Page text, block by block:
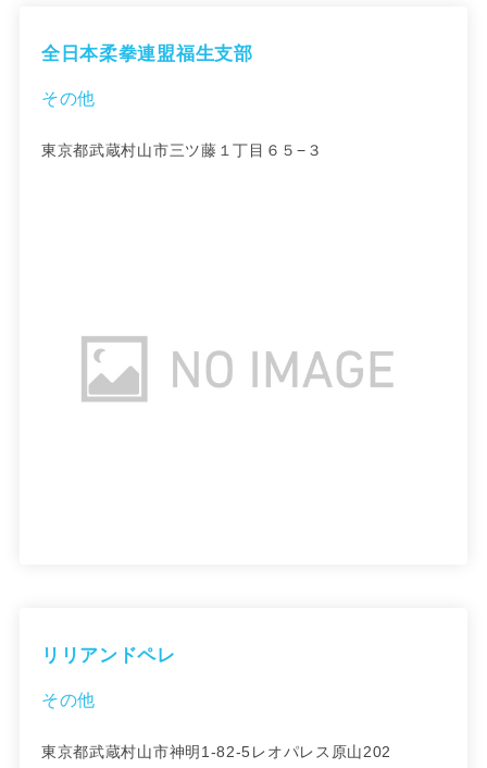
全日本柔拳連盟福生支部
その他
東京都武蔵村山市三ツ藤１丁目６５−３
リリアンドペレ
その他
東京都武蔵村山市神明1-82-5レオパレス原山202